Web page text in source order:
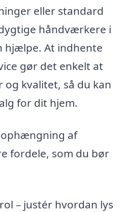
eller standard
håndværkere i
hjælpe. At indhente
gør det enkelt at
og kvalitet, så du kan
for dit hjem.
af
fordele, som du bør
– justér hvordan lys